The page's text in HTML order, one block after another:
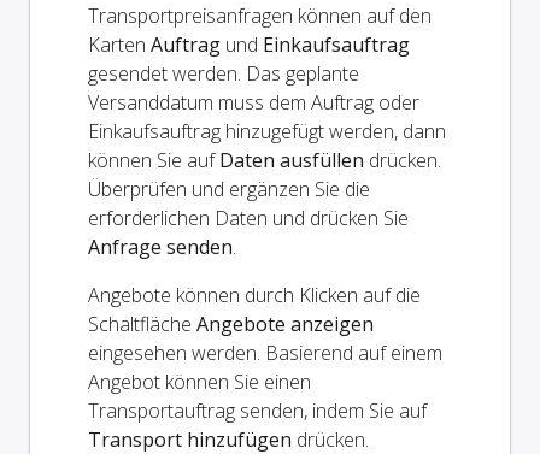
Transportpreisanfragen können auf den
Karten Auftrag und Einkaufsauftrag
gesendet werden. Das geplante
Versanddatum muss dem Auftrag oder
Einkaufsauftrag hinzugefügt werden, dann
können Sie aufDaten ausfüllen drücken.
Überprüfen und ergänzen Sie die
erforderlichen Daten und drücken Sie
Anfrage senden.
Angebote können durch Klicken auf die
Schaltfläche Angebote anzeigen
eingesehen werden. Basierend auf einem
Angebot können Sie einen
Transportauftrag senden, indem Sie auf
Transport hinzufügen drücken.